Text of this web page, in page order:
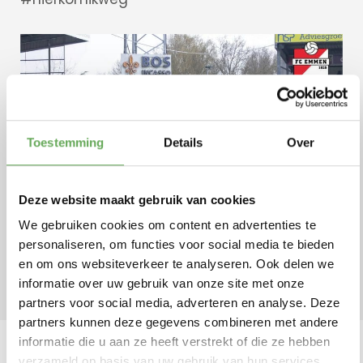
Toestemming Details Over
Deze website maakt gebruik van cookies
We gebruiken cookies om content en advertenties te
personaliseren, om functies voor social media te bieden
en om ons websiteverkeer te analyseren. Ook delen we
informatie over uw gebruik van onze site met onze
partners voor social media, adverteren en analyse. Deze
partners kunnen deze gegevens combineren met andere
informatie die u aan ze heeft verstrekt of die ze hebben
Sluiten
+31 591 620
Contact